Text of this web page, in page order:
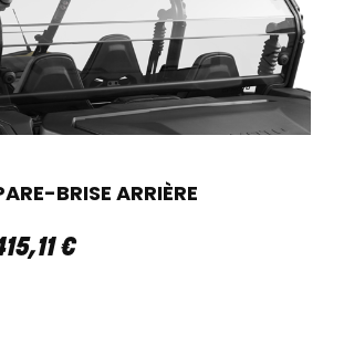
BRISE ARRIÈRE
,11€